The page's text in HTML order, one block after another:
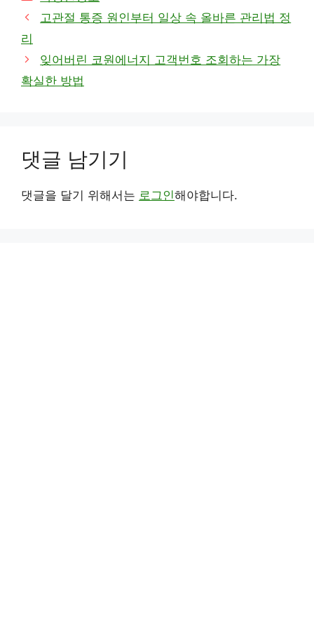
테
고관절 통증 원인부터 일상 속 올바른 관리법 정
리
잊어버린 코원에너지 고객번호 조회하는 가장
확실한 방법
댓글 남기기
댓글을 달기 위해서는 로그인해야합니다.